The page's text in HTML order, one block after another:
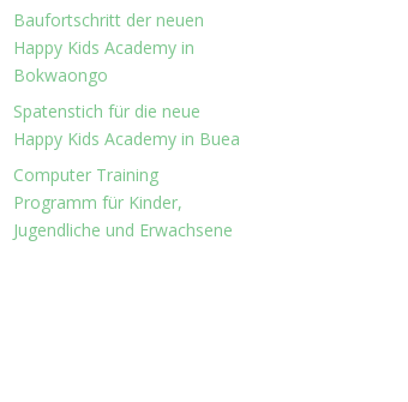
Baufortschritt der neuen
Happy Kids Academy in
Bokwaongo
Spatenstich für die neue
Happy Kids Academy in Buea
Computer Training
Programm für Kinder,
Jugendliche und Erwachsene